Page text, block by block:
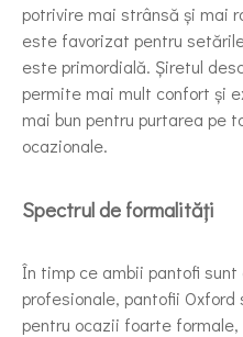
potrivire mai strânsă și mai
este favorizat pentru
este primordială. Șiretul
permite mai mult confort și
mai bun pentru purtarea pe
ocazionale.
Spectrul de formalități
În timp ce ambii pantofi
profesionale, pantofii
pentru ocazii foarte